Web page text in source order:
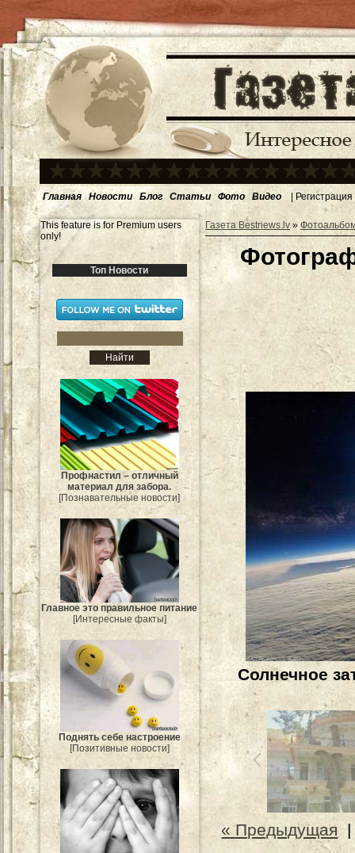
Главная Новости Блог Статьи Фото Видео | Регистрация
This feature is for Premium users
only!
Топ Новости
Профнастил – отличный
материал для забора.
[Познавательные новости]
Главное это правильное питание
[Интересные факты]
Поднять себе настроение
[Позитивные новости]
Газета Bestnews.lv»
Солнечное
« Предыдущая